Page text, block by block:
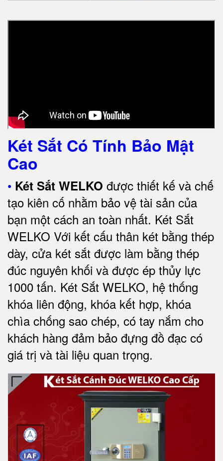
Két Sắt Có Tính Bảo Mật
Cao
• Két Sắt WELKO được thiết kế và chế
tạo kiên cố nhằm bảo vệ tài sản của
bạn một cách an toàn nhất. Két Sắt
WELKO Với kết cấu thân két bằng thép
dày, cửa két sắt được làm bằng thép
đúc nguyên khối và được ép thủy lực
1000 tấn. Két Sắt WELKO, hệ thống
khóa liên động, khóa kết hợp, khóa
chìa chống sao chép, có tay nắm cho
khách hàng đảm bảo đựng đồ đạc có
giá trị và tài liệu quan trọng.